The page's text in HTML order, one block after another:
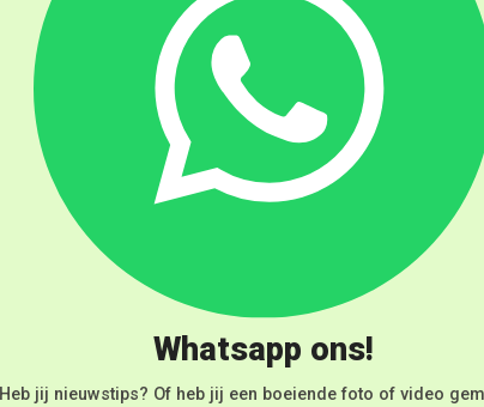
Whatsapp ons!
Heb jij nieuwstips? Of heb jij een boeiende foto of video